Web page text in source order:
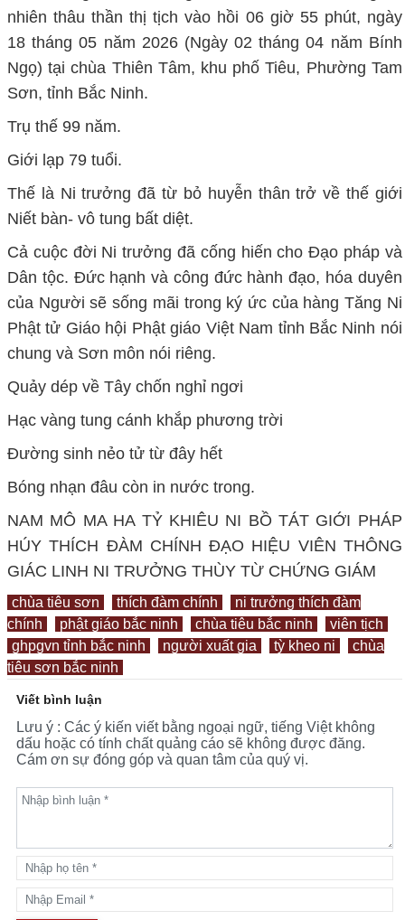
nhiên thâu thần thị tịch vào hồi 06 giờ 55 phút, ngày
18 tháng 05 năm 2026 (Ngày 02 tháng 04 năm Bính
Ngọ) tại chùa Thiên Tâm, khu phố Tiêu, Phường Tam
Sơn, tỉnh Bắc Ninh.
Trụ thế 99 năm.
Giới lạp 79 tuổi.
Thế là Ni trưởng đã từ bỏ huyễn thân trở về thế giới
Niết bàn- vô tung bất diệt.
Cả cuộc đời Ni trưởng đã cống hiến cho Đạo pháp và
Dân tộc. Đức hạnh và công đức hành đạo, hóa duyên
của Người sẽ sống mãi trong ký ức của hàng Tăng Ni
Phật tử Giáo hội Phật giáo Việt Nam tỉnh Bắc Ninh nói
chung và Sơn môn nói riêng.
Quảy dép về Tây chốn nghỉ ngơi
Hạc vàng tung cánh khắp phương trời
Đường sinh nẻo tử từ đây hết
Bóng nhạn đâu còn in nước trong.
NAM MÔ MA HA TỶ KHIÊU NI BỒ TÁT GIỚI PHÁP
HÚY THÍCH ĐÀM CHÍNH ĐẠO HIỆU VIÊN THÔNG
GIÁC LINH NI TRƯỞNG THÙY TỪ CHỨNG GIÁM
chùa tiêu sơn thích đàm chính
ni trưởng thích đàm
chính
phật giáo bắc ninh chùa tiêu bắc ninh
viên tịch
ghpgvn tỉnh bắc ninh
người xuất gia tỳ kheo ni
chùa
tiêu sơn bắc ninh
Viết bình luận
Lưu ý : Các ý kiến viết bằng ngoại ngữ, tiếng Việt không
dấu hoặc có tính chất quảng cáo sẽ không được đăng.
Cám ơn sự đóng góp và quan tâm của quý vị.